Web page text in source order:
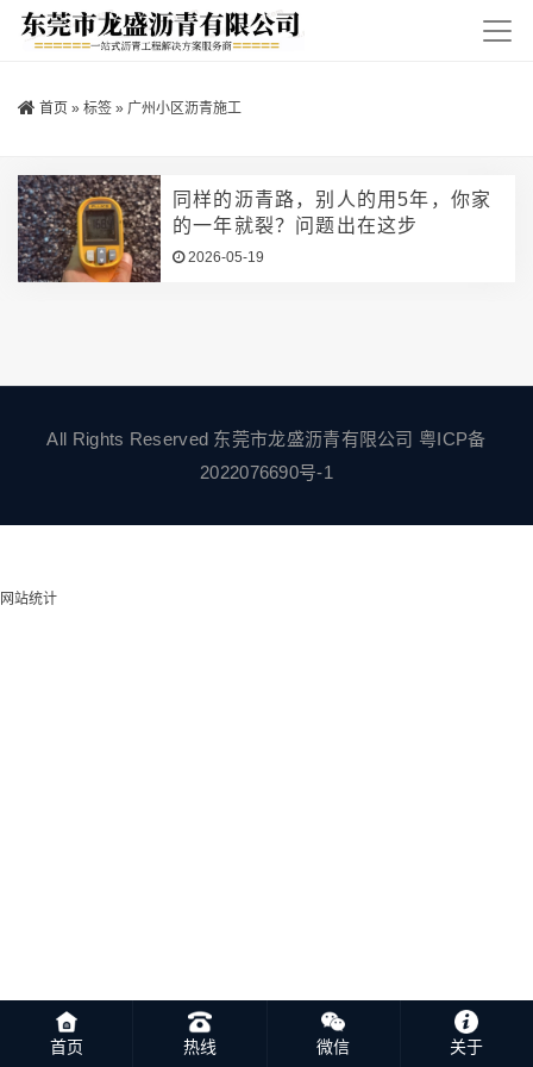
首页 » 标签 » 广州小区沥青施工
同样的沥青路，别人的用5年，你家
的一年就裂？问题出在这步
2026-05-19
All Rights Reserved 东莞市龙盛沥青有限公司 粤ICP备
2022076690号-1
首页 热线 微信 关于
网站统计